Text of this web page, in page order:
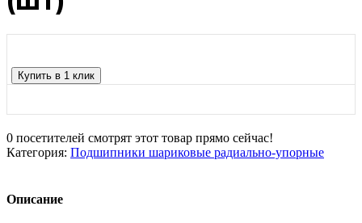
Купить в 1 клик
0 посетителей смотрят этот товар прямо сейчас!
Категория: Подшипники шариковые радиально-упорные
Описание